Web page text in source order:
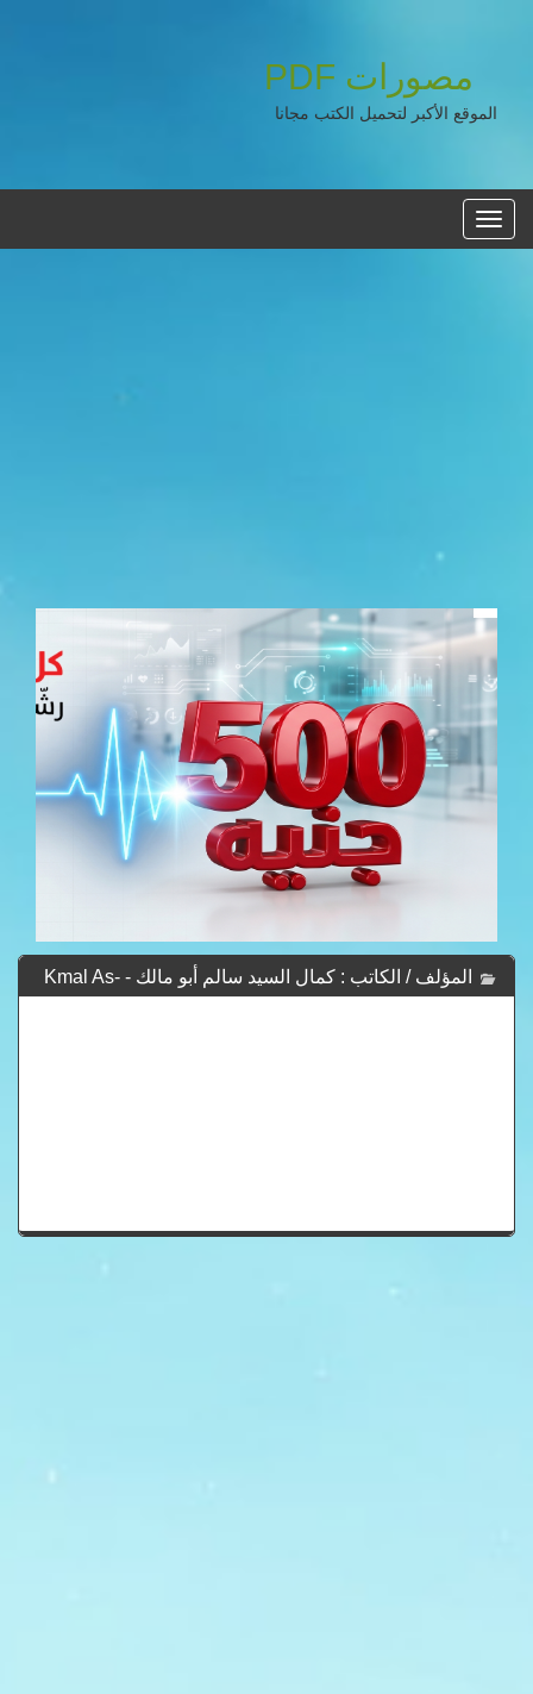
مصورات PDF
الموقع الأكبر لتحميل الكتب مجانا
القائمه
الرئيسية
المؤلف / الكاتب : كمال السيد سالم أبو مالك - Kmal As-